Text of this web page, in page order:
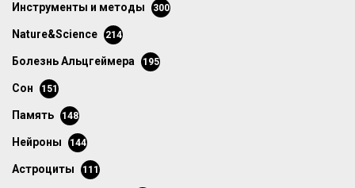
инструменты и методы 300
Nature&Science 214
болезнь Альцгеймера 195
сон 151
память 148
нейроны 144
астроциты 111